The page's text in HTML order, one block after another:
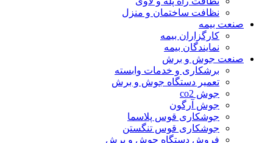
نظافت ساختمان و منزل
صنعت بیمه
کارگزاران بیمه
نمایندگان بیمه
صنعت جوش و برش
برشکاری و خدمات وابسته
تعمیر دستگاه جوش و برش
جوش co2
جوش آرگون
جوشکاری قوس پلاسما
جوشکاری قوس تنگستن
فروش دستگاه جوش و برش